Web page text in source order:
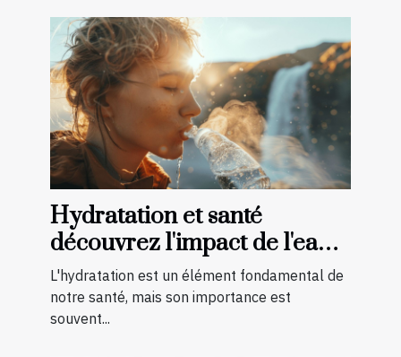
Hydratation et santé
découvrez l'impact de l'eau
sur votre bien-être physique
L'hydratation est un élément fondamental de
notre santé, mais son importance est
souvent...